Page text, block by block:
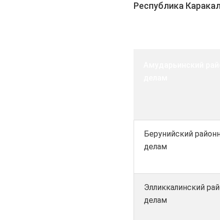
Республика
Берунийский
делам
Элликкалинский
делам